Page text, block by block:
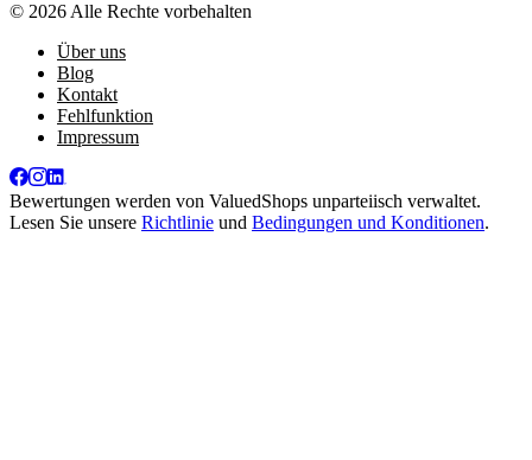
© 2026 Alle Rechte vorbehalten
Über uns
Blog
Kontakt
Fehlfunktion
Impressum
Bewertungen werden von ValuedShops unparteiisch verwaltet.
Lesen Sie unsere Richtlinie und Bedingungen und Konditionen.